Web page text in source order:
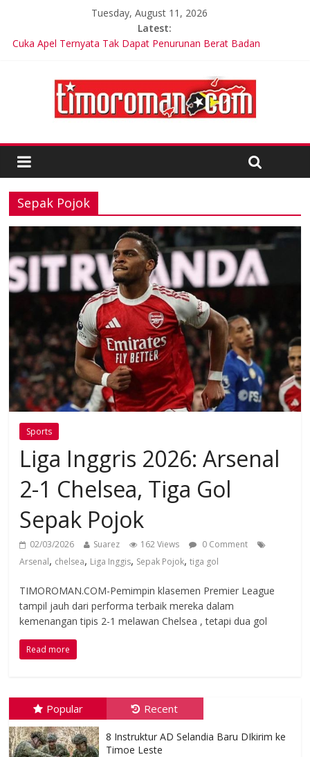
Tuesday, August 11, 2026
Latest:
Cuka Apel Ternyata Tak Dapat Penurunan Berat Badan
Kekurangan Zat Besi Mengintai Anak yang Terlalu Banyak
Minum Susu Sapi
Presiden Federasi Atletik Asia, Dahlan al-Hamad, Akhiri
Kunjungan Resminya ke Timor-Leste
Tambak Kemerakan (LJT) di Sidoarjo Disorot: Dinilai Sarat KKN
Sepak Pojok
Sports
Liga Inggris 2026: Arsenal
2-1 Chelsea, Tiga Gol
Sepak Pojok
02/03/2026 Suarez 162 Views
0 Comment
Arsenal, chelsea, Liga Inggis, Sepak Pojok,tiga gol
TIMOROMAN.COM-Pemimpin klasemen Premier League
tampil jauh dari performa terbaik mereka dalam
kemenangan tipis 2-1 melawan Chelsea , tetapi dua gol
Read more
Popular Recent
8 Instruktur AD Selandia Baru DIkirim ke
Timoe Leste